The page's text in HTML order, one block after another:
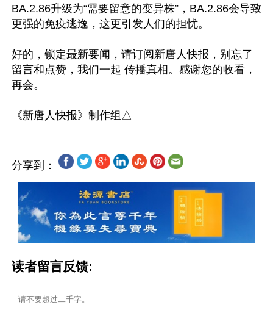
BA.2.86升级为“需要留意的变异株”，BA.2.86会导致
更强的免疫逃逸，这更引发人们的担忧。
好的，锁定最新要闻，请订阅新唐人快报，别忘了
留言和点赞，我们一起 传播真相。感谢您的收看，
再会。
分享到：
读者留言反馈: